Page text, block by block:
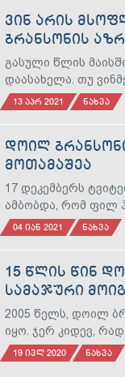
ᲕᲘᲜ ᲐᲠᲘᲡ
ᲑᲠᲐᲜᲡᲝᲜᲘᲡ
გასული წლის
დაასახელა. თუ
13 ᲐᲞᲠ 2021 ᲜᲐᲮᲕᲐ
ᲓᲝᲘᲚ
ᲛᲝᲗᲐᲛᲐᲨᲔᲐ
17 დეკემბერს
ამბობდა, რომ ფილ
04 ᲘᲐᲜ 2021 ᲜᲐᲮᲕᲐ
15 ᲬᲚᲘᲡ ᲬᲘᲜ
ᲡᲐᲛᲐᲯᲣᲠᲘ
2005 წელს, დოილ
იყო. ჯერ კიდევ,
19 ᲘᲕᲚ 2020 ᲜᲐᲮᲕᲐ